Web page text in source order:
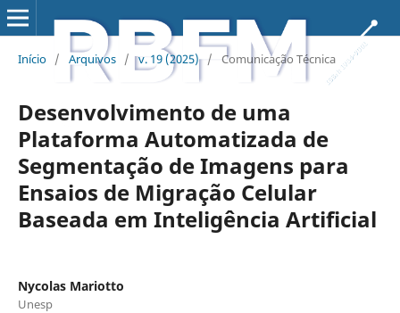
Início / Arquivos / v. 19 (2025) / Comunicação Técnica
Desenvolvimento de uma
Plataforma Automatizada de
Segmentação de Imagens para
Ensaios de Migração Celular
Baseada em Inteligência Artificial
Nycolas Mariotto
Unesp